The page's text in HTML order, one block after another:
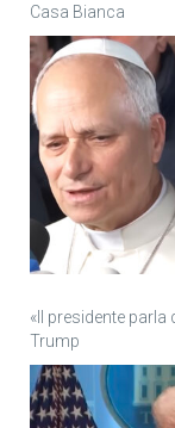
Casa Bianca
«Il presidente
Trump